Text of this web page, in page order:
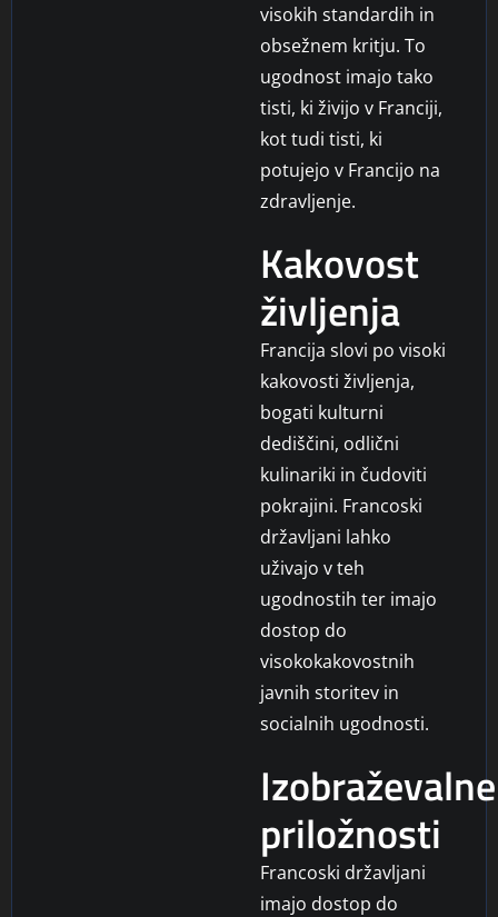
visokih standardih in
obsežnem kritju. To
ugodnost imajo tako
tisti, ki živijo v Franciji,
kot tudi tisti, ki
potujejo v Francijo na
zdravljenje.
Kakovost
življenja
Francija slovi po visoki
kakovosti življenja,
bogati kulturni
dediščini, odlični
kulinariki in čudoviti
pokrajini. Francoski
državljani lahko
uživajo v teh
ugodnostih ter imajo
dostop do
visokokakovostnih
javnih storitev in
socialnih ugodnosti.
Izobraževalne
priložnosti
Francoski državljani
imajo dostop do